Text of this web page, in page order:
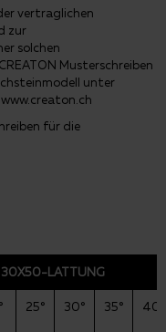
vertraglichen
zur
solchen
Musterschreiben
unter
für die
30X50-LATTUNG
25° 30° 35° 40°